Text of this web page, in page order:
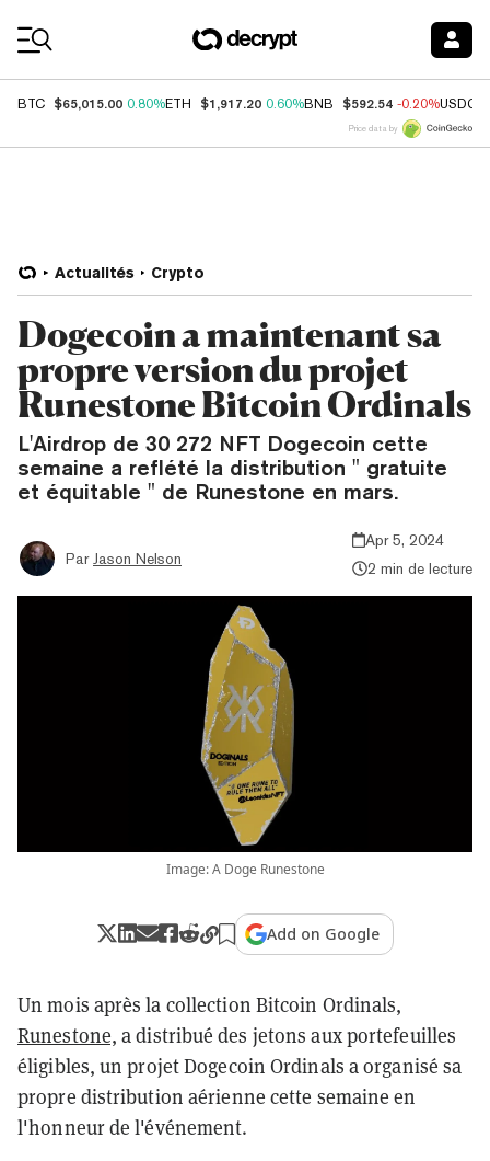
BTC $65,015.00 0.80%ETH $1,917.20 0.60%BNB $592.54 -0.20%USDC
Price data by
Actualités Crypto
Dogecoin a maintenant sa
propre version du projet
Runestone Bitcoin Ordinals
L'Airdrop de 30 272 NFT Dogecoin cette
semaine a reflété la distribution " gratuite
et équitable " de Runestone en mars.
Par Jason Nelson
Apr 5, 2024
2 min de lecture
Image: A Doge Runestone
Add on Google
Un mois après la collection Bitcoin Ordinals,
Runestone, a distribué des jetons aux portefeuilles
éligibles, un projet Dogecoin Ordinals a organisé sa
propre distribution aérienne cette semaine en
l'honneur de l'événement.